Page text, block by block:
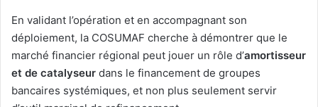
En validant l’opération et en accompagnant son
déploiement, la COSUMAF cherche à démontrer que le
marché financier régional peut jouer un rôle d’amortisseur
et de catalyseur dans le financement de groupes
bancaires systémiques, et non plus seulement servir